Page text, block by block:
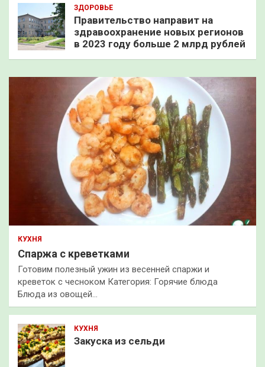
ЗДОРОВЬЕ
Правительство направит на
здравоохранение новых регионов
в 2023 году больше 2 млрд рублей
КУХНЯ
Спаржа с креветками
Готовим полезный ужин из весенней спаржи и
креветок с чесноком Категория: Горячие блюда
Блюда из овощей…
КУХНЯ
Закуска из сельди